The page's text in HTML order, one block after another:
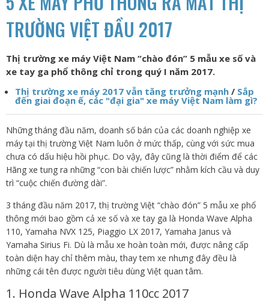
TRƯỜNG VIỆT ĐẦU 2017
Thị trường xe máy Việt Nam “chào đón” 5 mẫu xe số và
xe tay ga phổ thông chỉ trong quý I năm 2017.
Thị trường xe máy 2017 vẫn tăng trưởng mạnh / Sắp
đến giai đoạn ế, các "đại gia" xe máy Việt Nam làm gì?
Những tháng đầu năm, doanh số bán của các doanh nghiệp xe
máy tại thị trường Việt Nam luôn ở mức thấp, cùng với sức mua
chưa có dấu hiệu hồi phục. Do vậy, đây cũng là thời điểm để các
Hãng xe tung ra những “con bài chiến lược” nhằm kích cầu và duy
trì “cuộc chiến đường dài”.
3 tháng đầu năm 2017, thị trường Việt “chào đón” 5 mẫu xe phổ
thông mới bao gồm cả xe số và xe tay ga là Honda Wave Alpha
110, Yamaha NVX 125, Piaggio LX 2017, Yamaha Janus và
Yamaha Sirius Fi. Dù là mẫu xe hoàn toàn mới, được nâng cấp
toàn diện hay chỉ thêm màu, thay tem xe nhưng đây đều là
những cái tên được người tiêu dùng Việt quan tâm.
1. Honda Wave Alpha 110cc 2017